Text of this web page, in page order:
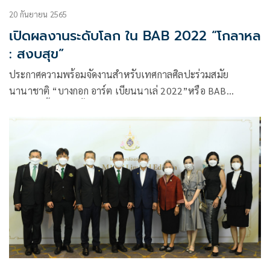
20 กันยายน 2565
เปิดผลงานระดับโลก ใน BAB 2022 “โกลาหล
: สงบสุข”
ประกาศความพร้อมจัดงานสำหรับเทศกาลศิลปะร่วมสมัย
นานาชาติ “บางกอก อาร์ต เบียนนาเล่ 2022”หรือ BAB
โกลาหล : สงบสุข ตั้งแต่วันที่ 22 ตุลาคม 2565 ถึง 23
กุมภาพันธ์ 2566 ล่าสุด มูลนิธิ บางกอก อาร์ต เบียนนาเล่